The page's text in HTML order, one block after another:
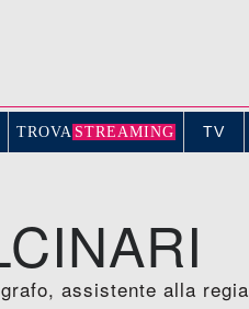
TROVA STREAMING TV
assistente alla regia